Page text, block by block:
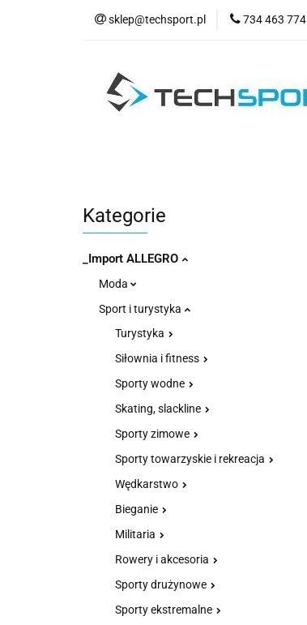
sklep@techsport.pl 734 463 774
Kategorie
_Import ALLEGRO
Moda
Sport i turystyka
Turystyka
Siłownia i fitness
Sporty wodne
Skating, slackline
Sporty zimowe
Sporty towarzyskie i rekreacja
Wędkarstwo
Bieganie
Militaria
Rowery i akcesoria
Sporty drużynowe
Sporty ekstremalne